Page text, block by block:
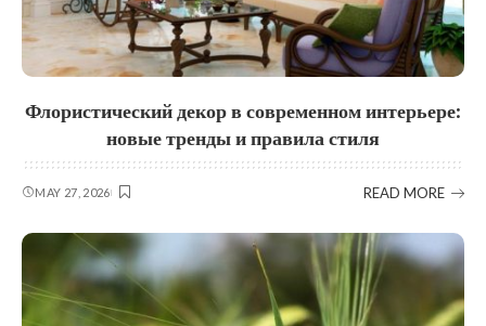
Флористический декор в современном интерьере:
новые тренды и правила стиля
MAY 27, 2026 READ MORE